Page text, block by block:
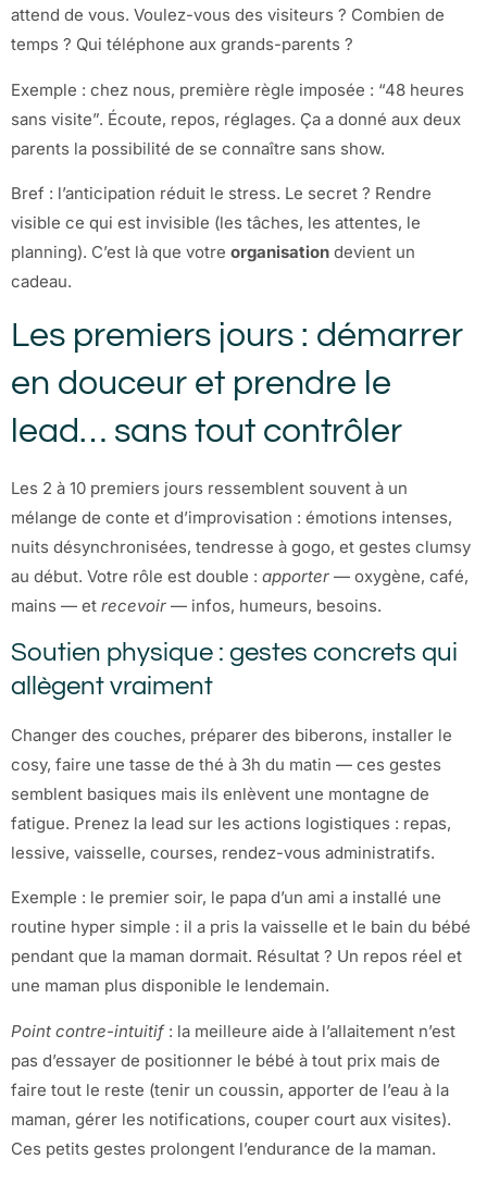
attend de vous. Voulez-vous des visiteurs ? Combien de
temps ? Qui téléphone aux grands-parents ?
Exemple : chez nous, première règle imposée : “48 heures
sans visite”. Écoute, repos, réglages. Ça a donné aux deux
parents la possibilité de se connaître sans show.
Bref : l’anticipation réduit le stress. Le secret ? Rendre
visible ce qui est invisible (les tâches, les attentes, le
planning). C’est là que votre organisation devient un
cadeau.
Les premiers jours : démarrer
en douceur et prendre le
lead… sans tout contrôler
Les 2 à 10 premiers jours ressemblent souvent à un
mélange de conte et d’improvisation : émotions intenses,
nuits désynchronisées, tendresse à gogo, et gestes clumsy
au début. Votre rôle est double : apporter — oxygène, café,
mains — et recevoir — infos, humeurs, besoins.
Soutien physique : gestes concrets qui
allègent vraiment
Changer des couches, préparer des biberons, installer le
cosy, faire une tasse de thé à 3h du matin — ces gestes
semblent basiques mais ils enlèvent une montagne de
fatigue. Prenez la lead sur les actions logistiques : repas,
lessive, vaisselle, courses, rendez-vous administratifs.
Exemple : le premier soir, le papa d’un ami a installé une
routine hyper simple : il a pris la vaisselle et le bain du bébé
pendant que la maman dormait. Résultat ? Un repos réel et
une maman plus disponible le lendemain.
Point contre-intuitif: la meilleure aide à l’allaitement n’est
pas d’essayer de positionner le bébé à tout prix mais de
faire tout le reste (tenir un coussin, apporter de l’eau à la
maman, gérer les notifications, couper court aux visites).
Ces petits gestes prolongent l’endurance de la maman.